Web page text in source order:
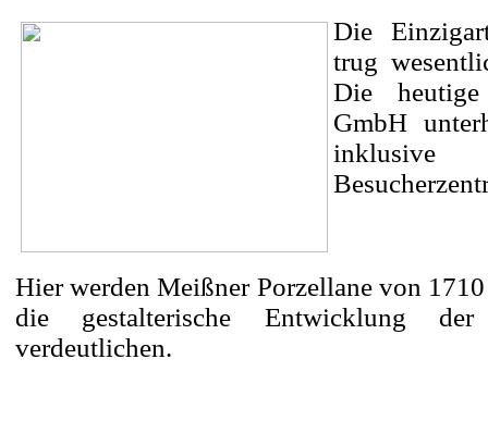
Die
trug
Die heutige
GmbH un
Hier werden Meißner Porzellane von
die gestalterische Entwicklung
verdeutlichen.